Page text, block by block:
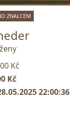
ZNALCEM
Kč
Kč
22:00:36